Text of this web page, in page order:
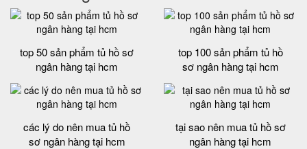
top 50 sản phẩm tủ hồ sơ
ngân hàng tại hcm
top 100 sản phẩm tủ hồ
sơ ngân hàng tại hcm
các lý do nên mua tủ hồ
sơ ngân hàng tại hcm
tại sao nên mua tủ hồ sơ
ngân hàng tại hcm